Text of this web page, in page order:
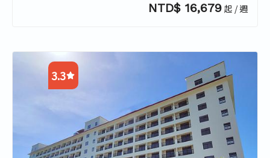
NTD$ 16,679 起 / 週
3.3
3.0
3.0
3.0